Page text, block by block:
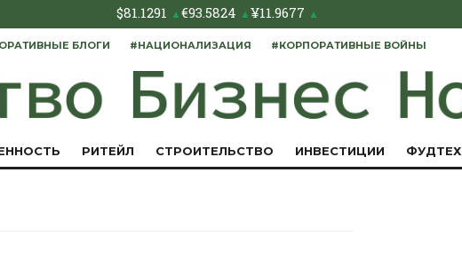
$81.1291 ▲€93.5824 ▲¥11.9677 ▲
БЛОГИ #НАЦИОНАЛИЗАЦИЯ #КОРПОРАТИВНЫЕ ВОЙНЫ
РИТЕЙЛ СТРОИТЕЛЬСТВО ИНВЕСТИЦИИ ФУДТЕХ